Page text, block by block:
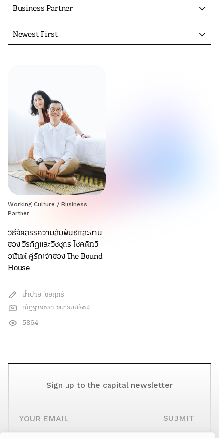
Business Partner
Newest First
Working Culture / Business
Partner
วิธีจัดสรรความสัมพันธ์และงาน
ของ วีรภัฏและวิชชุกร โชคดีทวี
อนันต์ คู่รักเจ้าของ The Bound
House
น้ำปาย ไชยฤทธิ์
ณัฎฐาจิตรา ชินารมย์รัตน์
5864
Sign up to the capital newsletter
SUBMIT